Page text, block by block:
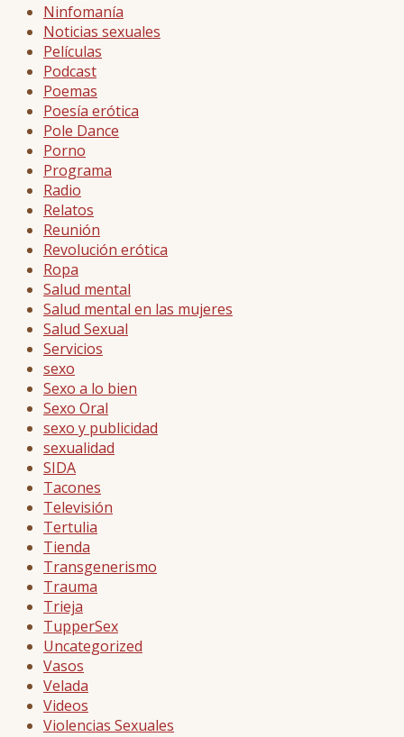
Ninfomanía
Noticias sexuales
Películas
Podcast
Poemas
Poesía erótica
Pole Dance
Porno
Programa
Radio
Relatos
Reunión
Revolución erótica
Ropa
Salud mental
Salud mental en las mujeres
Salud Sexual
Servicios
sexo
Sexo a lo bien
Sexo Oral
sexo y publicidad
sexualidad
SIDA
Tacones
Televisión
Tertulia
Tienda
Transgenerismo
Trauma
Trieja
TupperSex
Uncategorized
Vasos
Velada
Videos
Violencias Sexuales